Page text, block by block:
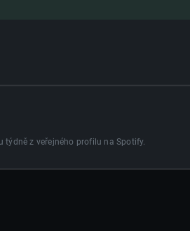
poslechovosti, 3 měření
2026
7 700
—
týdně z veřejného profilu na Spotify.